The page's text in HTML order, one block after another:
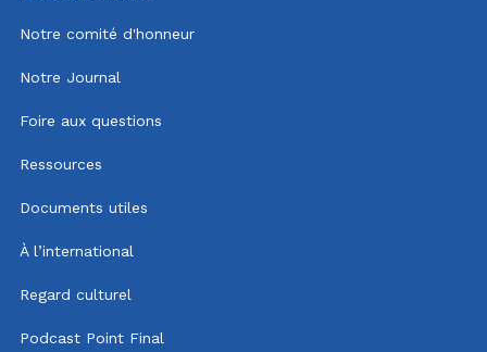
Notre comité d'honneur
Notre Journal
Foire aux questions
Ressources
Documents utiles
À l’international
Regard culturel
Podcast Point Final